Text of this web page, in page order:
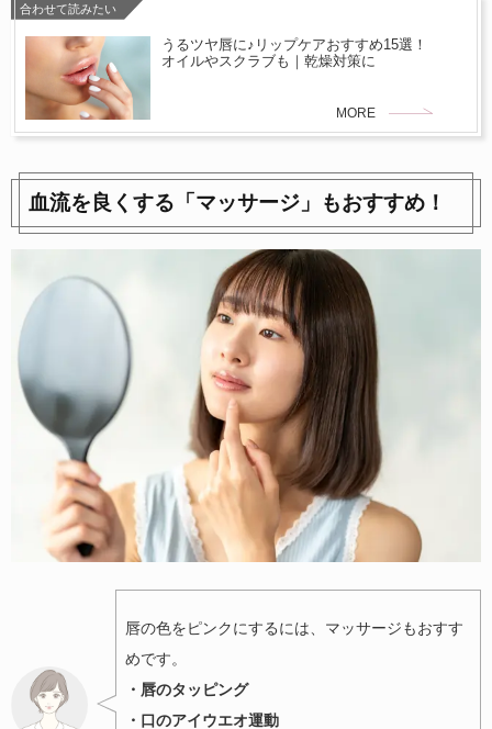
合わせて読みたい
うるツヤ唇に♪リップケアおすすめ15選！
オイルやスクラブも｜乾燥対策に
MORE
血流を良くする「マッサージ」もおすすめ！
唇の色をピンクにするには、マッサージもおすす
めです。
・唇のタッピング
・口のアイウエオ運動